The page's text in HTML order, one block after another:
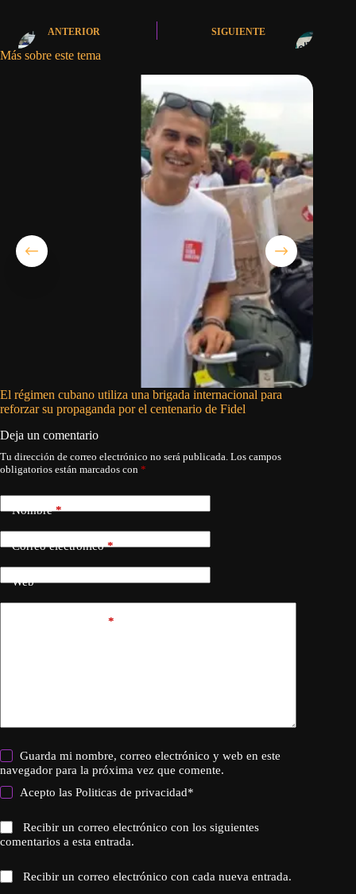
ANTERIOR SIGUIENTE
Más sobre este tema
El régimen cubano utiliza una brigada internacional para
reforzar su propaganda por el centenario de Fidel
Deja un comentario
Tu dirección de correo electrónico no será publicada. Los campos
obligatorios están marcados con *
Nombre*
Correo electrónico*
Web
*
Guarda mi nombre, correo electrónico y web en este
navegador para la próxima vez que comente.
Acepto lasPoliticas de privacidad*
Recibir un correo electrónico con los siguientes
comentarios a esta entrada.
Recibir un correo electrónico con cada nueva entrada.